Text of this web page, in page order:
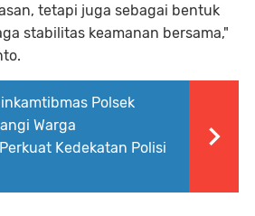
tetapi juga sebagai bentuk
stabilitas keamanan bersama,"
Polsek
Warga
Kedekatan Polisi